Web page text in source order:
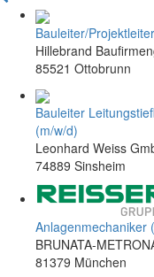
Bauleiter/
Hillebrand
85521 Ottobrunn
Bauleiter
(m/w/d)
Leonhard Weiss
74889 Sinsheim
Anlagenmechaniker
BRUNATA-
81379 München